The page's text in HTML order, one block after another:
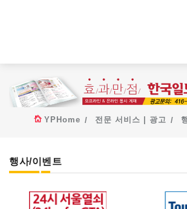
YPHome 전문 서비스 | 광고
행사/이벤트